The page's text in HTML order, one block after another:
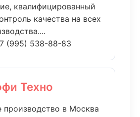
квалифицированный
качества на всех
(995) 538-88-83
Техно
производство в Москва